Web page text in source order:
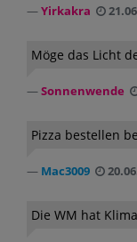
Yirkakra
Möge das Licht
Sonnenwende
Pizza bestellen
Mac3009
Die WM hat